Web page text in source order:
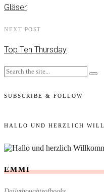
Gläser
NEXT POST
Top Ten Thursday
SUBSCRIBE & FOLLOW
HALLO UND HERZLICH
EMMI